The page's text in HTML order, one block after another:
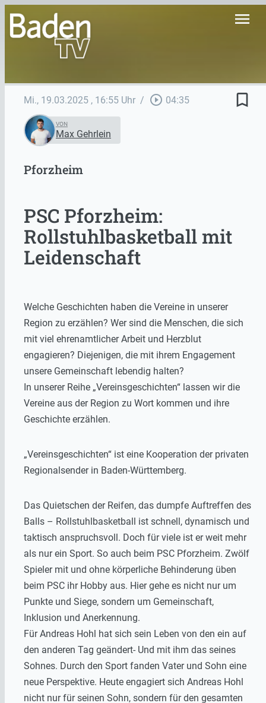
menu
Mi., 19.03.2025 , 16:55 Uhr / play_circle_outline 04:35 bookmark_border
VON
Max Gehrlein
Pforzheim
PSC Pforzheim:
Rollstuhlbasketball mit
Leidenschaft
Welche Geschichten haben die Vereine in unserer
Region zu erzählen? Wer sind die Menschen, die sich
mit viel ehrenamtlicher Arbeit und Herzblut
engagieren? Diejenigen, die mit ihrem Engagement
unsere Gemeinschaft lebendig halten?
In unserer Reihe „Vereinsgeschichten“ lassen wir die
Vereine aus der Region zu Wort kommen und ihre
Geschichte erzählen.
„Vereinsgeschichten“ ist eine Kooperation der privaten
Regionalsender in Baden-Württemberg.
Das Quietschen der Reifen, das dumpfe Auftreffen des
Balls – Rollstuhlbasketball ist schnell, dynamisch und
taktisch anspruchsvoll. Doch für viele ist er weit mehr
als nur ein Sport. So auch beim PSC Pforzheim. Zwölf
Spieler mit und ohne körperliche Behinderung üben
beim PSC ihr Hobby aus. Hier gehe es nicht nur um
Punkte und Siege, sondern um Gemeinschaft,
Inklusion und Anerkennung.
Für Andreas Hohl hat sich sein Leben von den ein auf
den anderen Tag geändert- Und mit ihm das seines
Sohnes. Durch den Sport fanden Vater und Sohn eine
neue Perspektive. Heute engagiert sich Andreas Hohl
nicht nur für seinen Sohn, sondern für den gesamten